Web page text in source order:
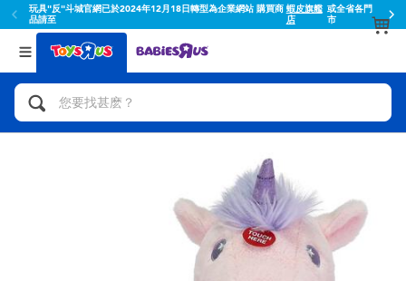
玩具"反"斗城官網已於2024年12月18日轉型為企業網站 購買商
品請至
蝦皮旗艦
店
或全省各門
市
返回
分類目錄
人氣英雄,角色扮演,射擊玩具
拼砌組合及樂高LEGO
玩具車,貨車,火車及遙控系列
返回
品牌
Toy Story玩具總動員